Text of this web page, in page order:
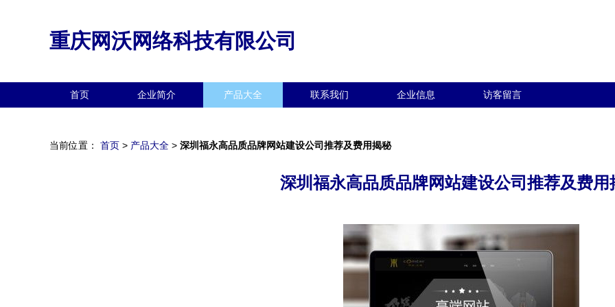
重庆网沃网络科技有限公司
首页 企业简介 产品大全 联系我们 企业信息 访客留言
当前位置： 首页 > 产品大全 > 深圳福永高品质品牌网站建设公司推荐及费用揭秘
深圳福永高品质品牌网站建设公司推荐及费用